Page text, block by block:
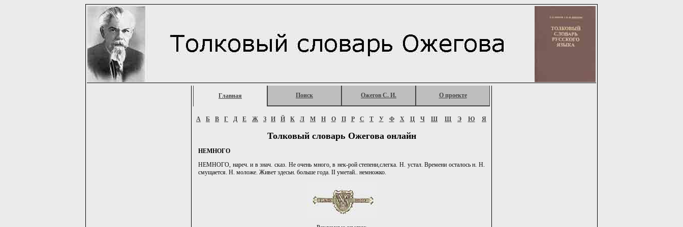
Главная Поиск Ожегов С. И. О проекте
А Б В Г Д Е Ж З И Й К Л М Н О П Р С Т У Ф Х Ц Ч Ш Щ Э Ю Я
Толковый словарь Ожегова онлайн
НЕМНОГО
НЕМНОГО, нареч. и в знач. сказ. Не очень много, в нек-рой степени,слегка. Н. устал. Времени осталось н. Н.
смущается. Н. моложе. Живет здесьн. больше года. II уметай.. немножко.